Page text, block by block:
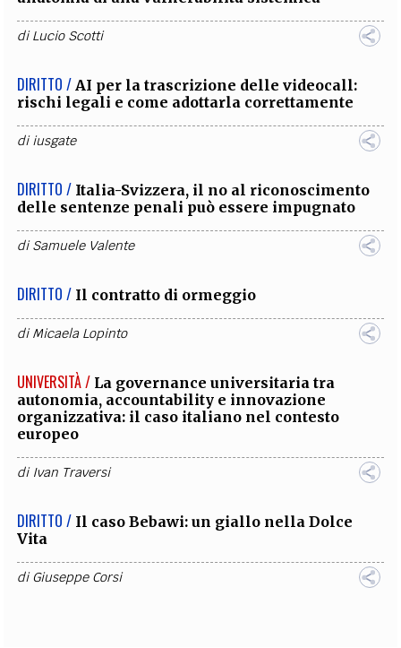
diLucio Scotti
DIRITTO / AI per la trascrizione delle videocall:
rischi legali e come adottarla correttamente
diiusgate
DIRITTO / Italia-Svizzera, il no al riconoscimento
delle sentenze penali può essere impugnato
diSamuele Valente
DIRITTO / Il contratto di ormeggio
diMicaela Lopinto
UNIVERSITÀ / La governance universitaria tra
autonomia, accountability e innovazione
organizzativa: il caso italiano nel contesto
europeo
di Ivan Traversi
DIRITTO / Il caso Bebawi: un giallo nella Dolce
Vita
diGiuseppe Corsi